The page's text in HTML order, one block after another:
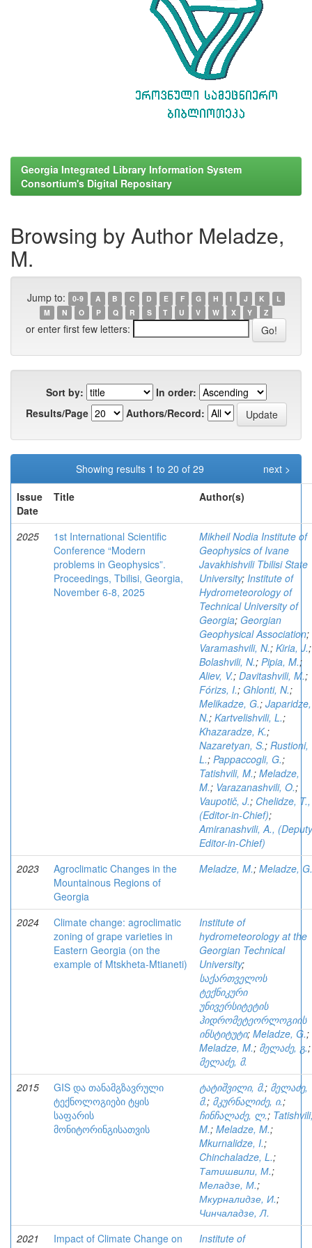
Georgia Integrated Library Information System
Consortium's Digital Repositary
Browsing by Author Meladze,
M.
Jump to: 0-9 A B C D E F G H I J K
L
M
N O P Q R S T U V W X Y Z
or enter first few letters:
Sort by:
In order:
Results/Page
Authors/Record:
Showing results 1 to 20 of 29
next >
Issue
Date
Title Author(s)
2025
1st International Scientific
Conference “Modern
problems in Geophysics”.
Proceedings, Tbilisi, Georgia,
November 6-8, 2025
Mikheil Nodia Institute of
Geophysics of Ivane
Javakhishvili Tbilisi State
University; Institute of
Hydrometeorology of
Technical University of
Georgia; Georgian
Geophysical Association;
Varamashvili, N.; Kiria, J.;
Bolashvili, N.; Pipia, M.;
Aliev, V.; Davitashvili, M.;
Fórizs, I.; Ghlonti, N.;
Melikadze, G.; Japaridze,
N.; Kartvelishvili, L.;
Khazaradze, K.;
Nazaretyan, S.; Rustioni,
L.; Pappaccogli, G.;
Tatishvili, M.; Meladze,
M.; Varazanashvili, O.;
Vaupotič, J.; Chelidze, T.,
(Editor-in-Chief);
Amiranashvili, A., (Deputy
Editor-in-Chief)
2023
Agroclimatic Changes in the
Mountainous Regions of
Georgia
Meladze, M.; Meladze, G.
2024
Climate change: agroclimatic
zoning of grape varieties in
Eastern Georgia (on the
example of Mtskheta-Mtianeti)
Institute of
hydrometeorology at the
Georgian Technical
University;
საქართველოს
ტექნიკური
უნივერსიტეტის
ჰიდრომეტეორლოგიის
ინსტიტუტი; Meladze, G.;
Meladze, M.; მელაძე, გ.;
მელაძე, მ.
2015
GIS და თანამგზავრული
ტექნოლოგიები ტყის
საფარის
მონიტორინგისათვის
ტატიშვილი, მ.; მელაძე,
მ.; მკურნალიძე, ი.;
ჩინჩალაძე, ლ.;
M.; Meladze, M.;
Mkurnalidze, I.;
Chinchaladze, L.;
Татишвили, М.;
Меладзе, М.;
Мкурналидзе, И.;
Чинчаладзе, Л.
2021
Impact of Climate Change on
Institute of